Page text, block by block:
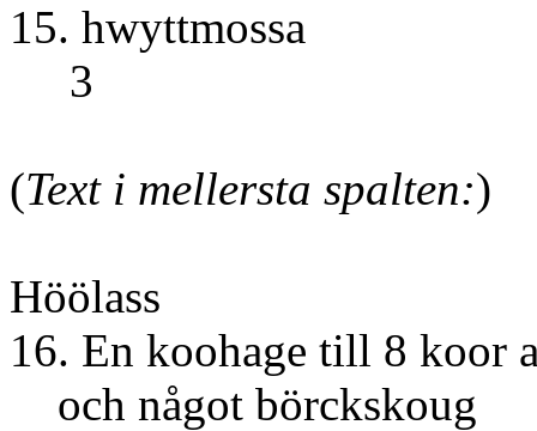
15.
3
(Text i mellersta spalten:)
Höölass
16. En koohage till 8 koor
och något börckskoug